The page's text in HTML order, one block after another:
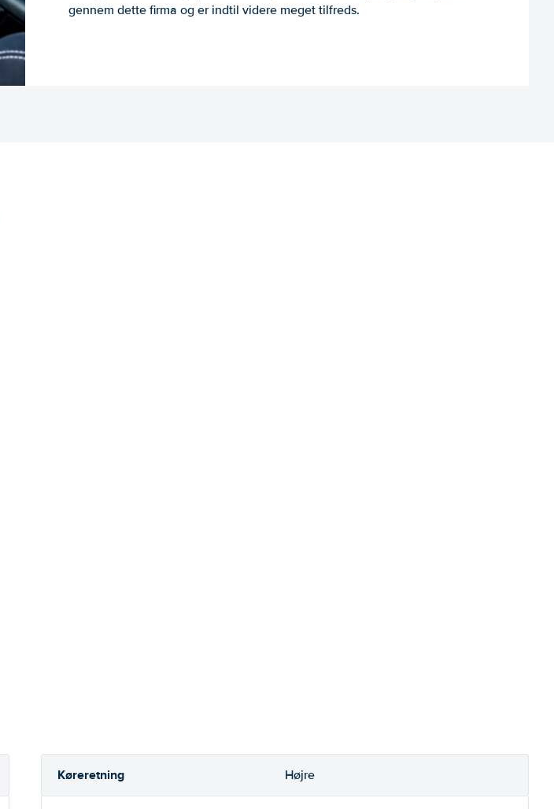
gennem dette firma og er indtil videre meget tilfreds.
Køreretning Højre